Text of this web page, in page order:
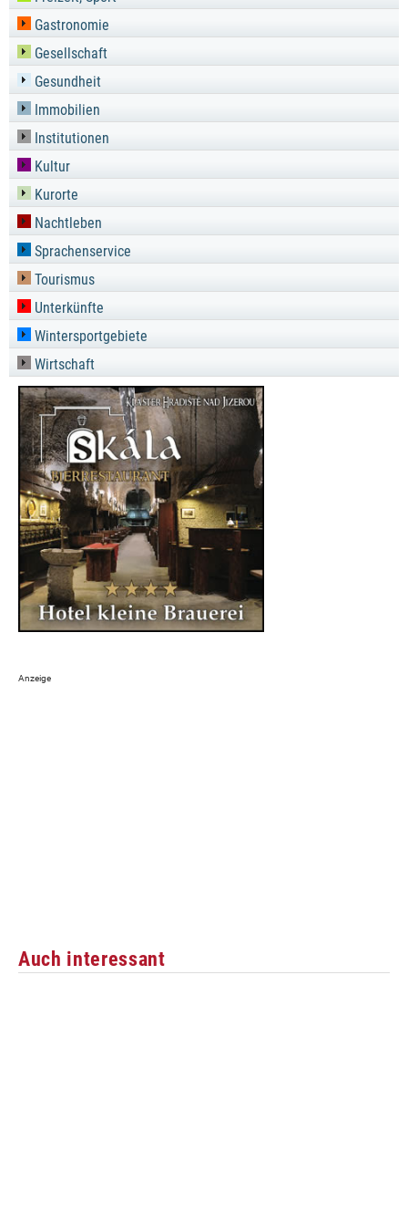
Gastronomie
Gesellschaft
Gesundheit
Immobilien
Institutionen
Kultur
Kurorte
Nachtleben
Sprachenservice
Tourismus
Unterkünfte
Wintersportgebiete
Wirtschaft
Auch interessant